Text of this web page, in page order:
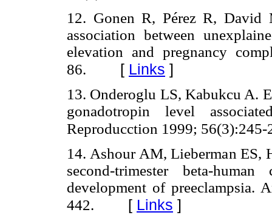
12. Gonen R, Pérez R,
association between
elevation and pregnancy
86. [ Links ]
13. Onderoglu LS, Kabukcu A.
gonadotropin level
Reproducction 1999; 56(3):245-
14. Ashour AM, Lieberman ES,
second-trimester beta-
development of preeclampsia.
442. [ Links ]